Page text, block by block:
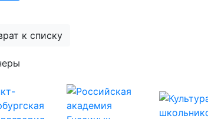
к списку